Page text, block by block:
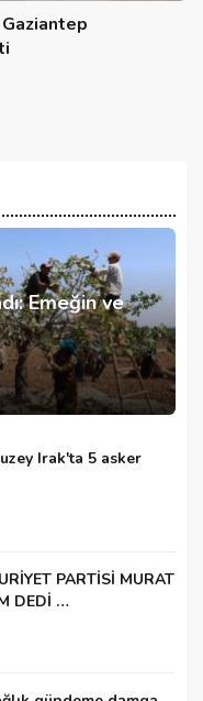
Gaziantep
Emeğin ve
Irak'ta 5 asker
PARTİSİ MURAT
DEDİ …